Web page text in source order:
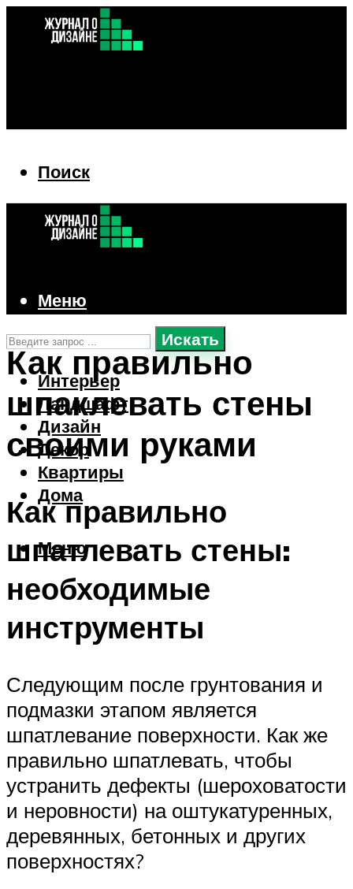
Поиск
Искать
Интерьер
Ландшафт
Дизайн
Декор
Квартиры
Дома
Меню
Меню
Как правильно
шпаклевать стены
своими руками
Как правильно
шпатлевать стены:
необходимые
инструменты
Следующим после грунтования и
подмазки этапом является
шпатлевание поверхности. Как же
правильно шпатлевать, чтобы
устранить дефекты (шероховатости
и неровности) на оштукатуренных,
деревянных, бетонных и других
поверхностях?